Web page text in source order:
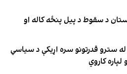
افغانستان د سقوط د پیل پنځه کاله او
سترو قدرتونو سره اړیکې د سیاسي
لپاره کاروي